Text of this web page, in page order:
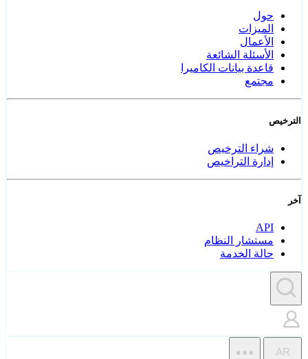
حول
الميزات
الأعمال
الأسئلة الشائعة
قاعدة بيانات الكاميرا
مجتمع
الترخيص
شراء الترخيص
إدارة التراخيص
آخر
API
مستشار النظام
حالة الخدمة
AR